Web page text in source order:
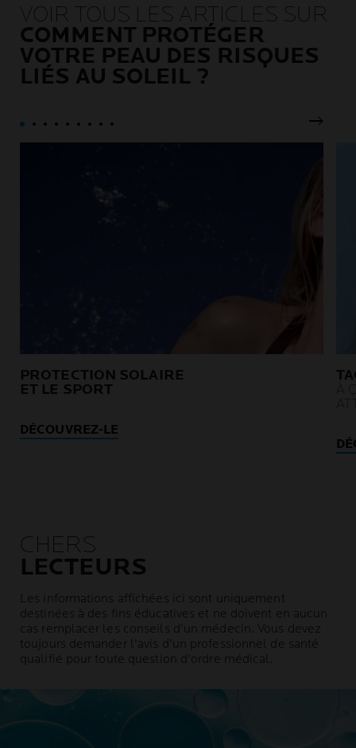
VOIR TOUS LES ARTICLES SUR
COMMENT PROTÉGER
VOTRE PEAU DES RISQUES
LIÉS AU SOLEIL ?
PROTECTION SOLAIRE
ET LE SPORT
DÉCOUVREZ-LE
CHERS
LECTEURS
Les informations affichées ici sont uniquement
destinées à des fins éducatives et ne doivent en aucun
cas remplacer les conseils d'un médecin. Vous devez
toujours demander l'avis d'un professionnel de santé
qualifié pour toute question d'ordre médical.